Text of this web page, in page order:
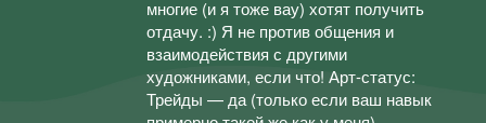
многие (и я тоже вау) хотят получить
отдачу. :) Я не против общения и
взаимодействия с другими
художниками, если что! Арт-статус:
Трейды — да (только если ваш навык